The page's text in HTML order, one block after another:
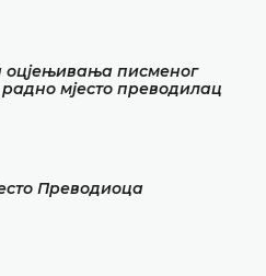
оцјењивања писменог
мјесто преводилац
Преводиоца